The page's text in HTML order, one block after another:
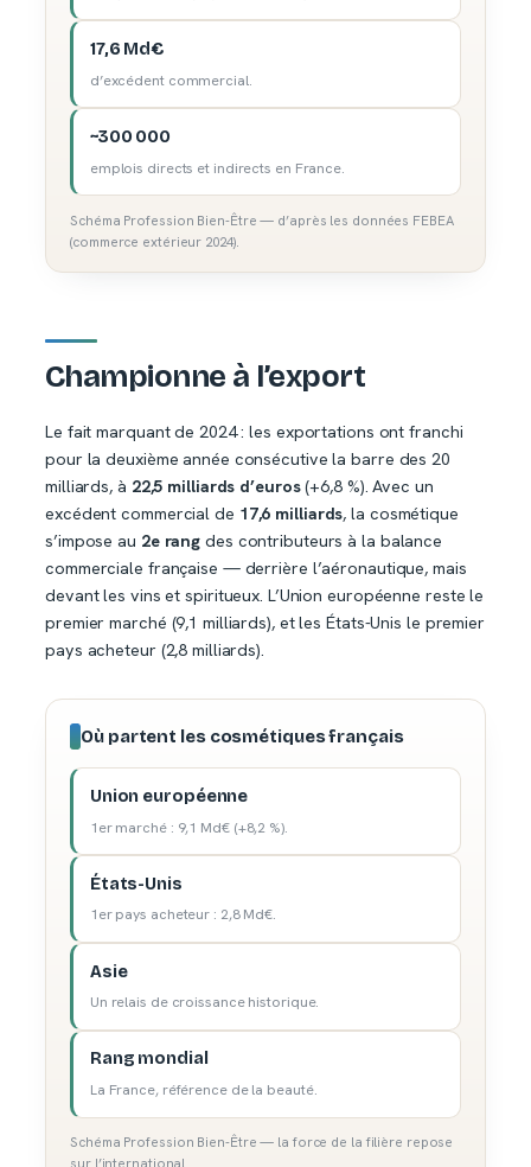
17,6 Md€
d’excédent commercial.
~300 000
emplois directs et indirects en France.
Schéma Profession Bien-Être — d’après les données FEBEA
(commerce extérieur 2024).
Championne à l’export
Le fait marquant de 2024 : les exportations ont franchi
pour la deuxième année consécutive la barre des 20
milliards, à 22,5 milliards d’euros(+6,8 %). Avec un
excédent commercial de 17,6 milliards, la cosmétique
s’impose au 2e rang des contributeurs à la balance
commerciale française — derrière l’aéronautique, mais
devant les vins et spiritueux. L’Union européenne reste le
premier marché (9,1 milliards), et les États-Unis le premier
pays acheteur (2,8 milliards).
Où partent les cosmétiques français
Union européenne
1er marché : 9,1 Md€ (+8,2 %).
États-Unis
1er pays acheteur : 2,8 Md€.
Asie
Un relais de croissance historique.
Rang mondial
La France, référence de la beauté.
Schéma Profession Bien-Être — la force de la filière repose
sur l’international.